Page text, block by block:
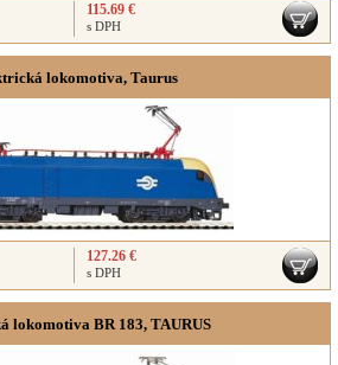
115.69 €
s DPH
lokomotiva, Taurus
127.26 €
s DPH
lokomotiva BR 183, TAURUS